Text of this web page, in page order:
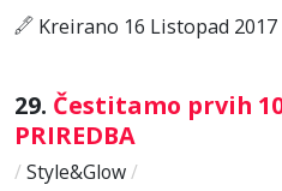
Kreirano 16 Listopad 2017
29. Čestitamo prvih
PRIREDBA
/ Style&Glow/